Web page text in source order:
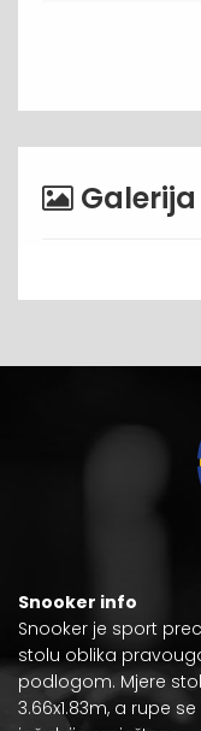
Snooker info
Snooker je sport
stolu oblika
podlogom. Mjere
3.66x1.83m, a rupe